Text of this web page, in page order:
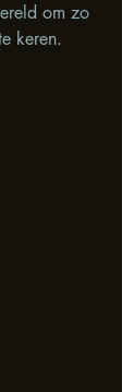
om zo
keren.